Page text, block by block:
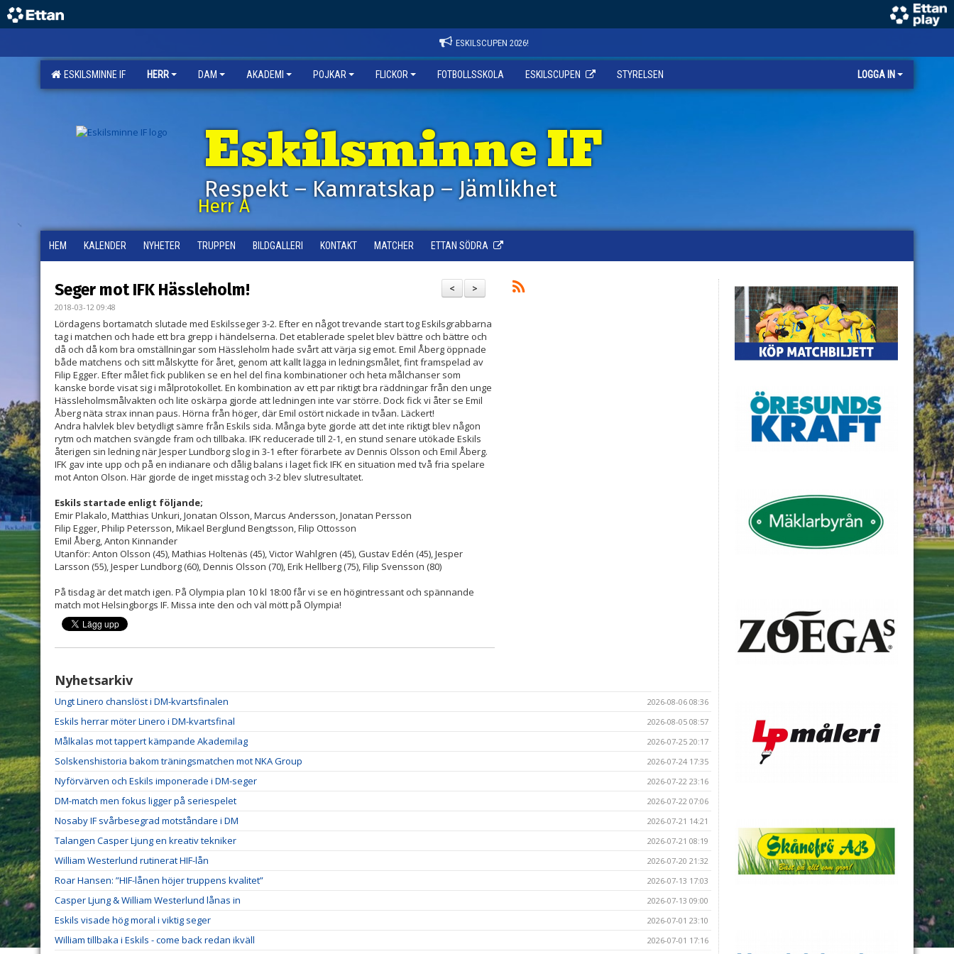
ESKILSCUPEN 2026!
ESKILSMINNE IF HERR DAM AKADEMI POJKAR FLICKOR FOTBOLLSSKOLA ESKILSCUPEN STYRELSEN LOGGA IN
Eskilsminne IF
Respekt – Kamratskap – Jämlikhet
Herr A
HEM KALENDER NYHETER TRUPPEN BILDGALLERI KONTAKT MATCHER ETTAN SÖDRA
>
<
Seger mot IFK Hässleholm!
2018-03-12 09:48
Lördagens bortamatch slutade med Eskilsseger 3-2. Efter en något trevande start tog Eskilsgrabbarna
tag i matchen och hade ett bra grepp i händelserna. Det etablerade spelet blev bättre och bättre och
då och då kom bra omställningar som Hässleholm hade svårt att värja sig emot. Emil Åberg öppnade
både matchens och sitt målskytte för året, genom att kallt lägga in ledningsmålet, fint framspelad av
Filip Egger. Efter målet fick publiken se en hel del fina kombinationer och heta målchanser som
kanske borde visat sig i målprotokollet. En kombination av ett par riktigt bra räddningar från den unge
Hässleholmsmålvakten och lite oskärpa gjorde att ledningen inte var större. Dock fick vi åter se Emil
Åberg näta strax innan paus. Hörna från höger, där Emil ostört nickade in tvåan. Läckert!
Andra halvlek blev betydligt sämre från Eskils sida. Många byte gjorde att det inte riktigt blev någon
rytm och matchen svängde fram och tillbaka. IFK reducerade till 2-1, en stund senare utökade Eskils
återigen sin ledning när Jesper Lundborg slog in 3-1 efter förarbete av Dennis Olsson och Emil Åberg.
IFK gav inte upp och på en indianare och dålig balans i laget fick IFK en situation med två fria spelare
mot Anton Olson. Här gjorde de inget misstag och 3-2 blev slutresultatet.
Eskils startade enligt följande;
Emir Plakalo, Matthias Unkuri, Jonatan Olsson, Marcus Andersson, Jonatan Persson
Filip Egger, Philip Petersson, Mikael Berglund Bengtsson, Filip Ottosson
Emil Åberg, Anton Kinnander
Utanför: Anton Olsson (45), Mathias Holtenäs (45), Victor Wahlgren (45), Gustav Edén (45), Jesper
Larsson (55), Jesper Lundborg (60), Dennis Olsson (70), Erik Hellberg (75), Filip Svensson (80)
På tisdag är det match igen. På Olympia plan 10 kl 18:00 får vi se en högintressant och spännande
match mot Helsingborgs IF. Missa inte den och väl mött på Olympia!
Nyhetsarkiv
Ungt Linero chanslöst i DM-kvartsfinalen 2026-08-06 08:36
Eskils herrar möter Linero i DM-kvartsfinal 2026-08-05 08:57
Målkalas mot tappert kämpande Akademilag 2026-07-25 20:17
Solskenshistoria bakom träningsmatchen mot NKA Group 2026-07-24 17:35
Nyförvärven och Eskils imponerade i DM-seger 2026-07-22 23:16
DM-match men fokus ligger på seriespelet 2026-07-22 07:06
Nosaby IF svårbesegrad motståndare i DM 2026-07-21 14:21
Talangen Casper Ljung en kreativ tekniker 2026-07-21 08:19
William Westerlund rutinerat HIF-lån 2026-07-20 21:32
Roar Hansen: ”HIF-lånen höjer truppens kvalitet” 2026-07-13 17:03
Casper Ljung & William Westerlund lånas in 2026-07-13 09:00
Eskils visade hög moral i viktig seger 2026-07-01 23:10
William tillbaka i Eskils - come back redan ikväll 2026-07-01 17:16